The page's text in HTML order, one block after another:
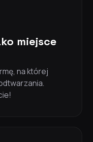
miejsce
na której